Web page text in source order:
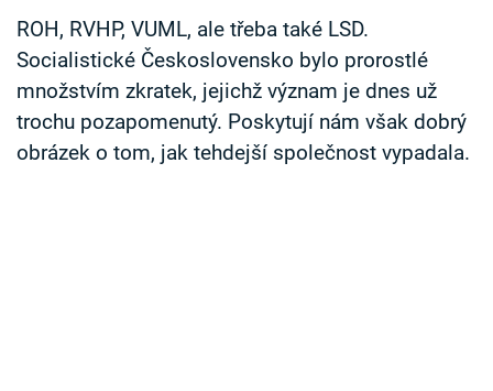
Sledujte nás
ROH, RVHP, VUML, ale třeba také LSD.
Socialistické Československo bylo prorostlé
množstvím zkratek, jejichž význam je dnes už
trochu pozapomenutý. Poskytují nám však dobrý
obrázek o tom, jak tehdejší společnost vypadala.